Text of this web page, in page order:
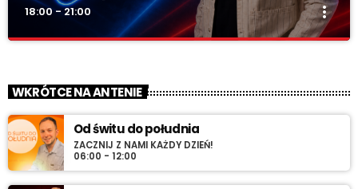
18:00 - 21:00 more_vert
„Wieczór z Radiem RV” – codziennie wieczorem najlepsza
muzyka na zakończenie dnia. Spokojne rytmy, nastrojowe
dźwięki i klasyka, która tworzy klimat.
WKRÓTCE NA ANTENIE
Od świtu do południa
ZACZNIJ Z NAMI KAŻDY DZIEŃ!
06:00 - 12:00